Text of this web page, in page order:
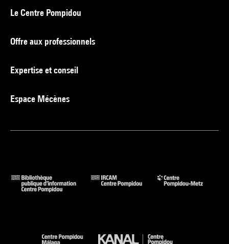
Le Centre Pompidou
Offre aux professionnels
Expertise et conseil
Espace Mécènes